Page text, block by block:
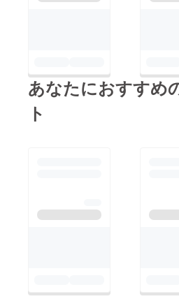
あなたにおすすめ
ト